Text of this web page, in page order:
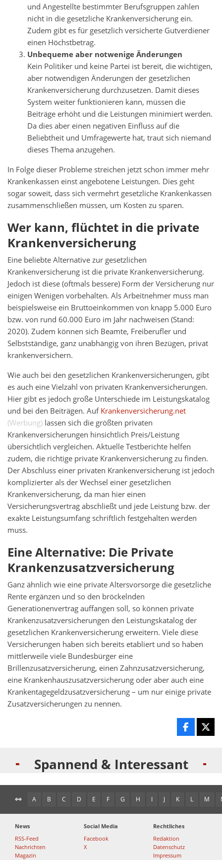
und Angestellte bestimmter Berufsgruppen zahlen
nicht in die gesetzliche Krankenversicherung ein.
Zudem gibt es für gesetzlich versicherte Gutverdiener
einen Höchstbetrag.
Unbequeme aber notwenige Änderungen
Kein Politiker und keine Partei ist bereit, die wichtigen,
aber notwendigen Änderungen der gesetzlichen
Krankenversicherung durchzusetzen. Damit dieses
System weiter funktionieren kann, müssen die
Beiträge erhöht und die Leistungen minimiert werden.
Da dies aber einen negativen Einfluss auf die
Beliebtheit und Umfragewerte hat, traut sich niemand
dieses Thema anzugehen.
In Folge dieser Probleme streichen jetzt schon immer mehr
Krankenkassen einst angebotene Leistungen. Dies geht
sogar soweit, dass sich vermehrt gesetzliche Krankenkassen
zusammenschließen müssen, um Kosten zu sparen.
Wer kann, flüchtet in die private
Krankenversicherung
Eine beliebte Alternative zur gesetzlichen
Krankenversicherung ist die private Krankenversicherung.
Jedoch ist diese (oftmals bessere) Form der Versicherung nur
einigen Wenigen vorbehalten. Als Arbeitnehmer muss man
beispielsweise ein Bruttoeinkommen von knapp 5.000 Euro
bzw. von rund 60.000 Euro im Jahr nachweisen (Stand:
2020). Zudem können sich Beamte, Freiberufler und
Selbstständige, ganz unabhängig von ihren Bezügen, privat
krankenversichern.
Wie auch bei den gesetzlichen Krankenversicherungen, gibt
es auch eine Vielzahl von privaten Krankenversicherungen.
Hier gibt es jedoch große Unterschiede im Leistungskatalog
und bei den Beiträgen. AufKrankenversicherung.net
lassen sich die größten privaten
Krankenversicherungen hinsichtlich Preis/Leistung
übersichtlich vergleichen. Aktuelle Testberichte helfen
zudem, die richtige private Krankenversicherung zu finden.
Der Abschluss einer privaten Krankenversicherung ist jedoch
komplizierter als der Wechsel einer gesetzlichen
Krankenversicherung, da man hier einen
Versicherungsvertrag abschließt und jede Leistung bzw. der
exakte Leistungsumfang schriftlich festgehalten werden
muss.
Eine Alternative: Die Private
Krankenzusatzversicherung
Ganz ähnlich wie eine private Altersvorsorge die gesetzliche
Rente ergänzen und so den bröckelnden
Generationenvertrag auffangen soll, so können private
Krankenzusatzversicherungen den Leistungskatalog der
gesetzlichen Krankenversicherung erweitern. Viele diese
Versicherungen haben sich bereits etabliert und so haben
mittlerweile viele Bundesbürger eine
Brillenzusatzversicherung, einen Zahnzusatzversicherung,
eine Krankenhauszusatzversicherung oder aber auch eine
Krankentagegeldzusatzversicherung – um nur einige private
Zusatzversicherungen zu nennen.
Spannend & Interessant
A B C D E F G H I J K L M
News
RSS-Feed
Nachrichten
Magazin
Social Media
Facebook
X
Rechtliches
Redaktion
Datenschutz
Impressum